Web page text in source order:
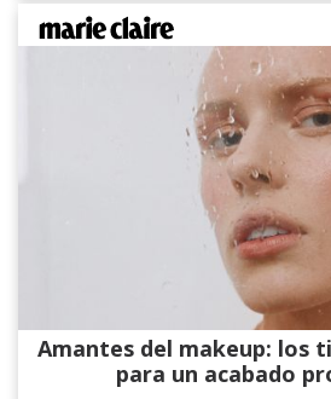
Amantes del makeup: los
para un acabado